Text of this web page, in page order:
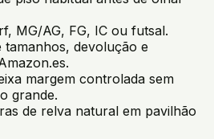
MG/AG, FG, IC ou futsal.
tamanhos, devolução e
margem controlada sem
grande.
de relva natural em pavilhão